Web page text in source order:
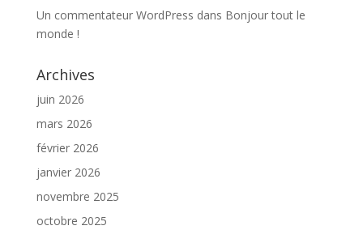
Un commentateur WordPress dans Bonjour tout le
monde !
Archives
juin 2026
mars 2026
février 2026
janvier 2026
novembre 2025
octobre 2025